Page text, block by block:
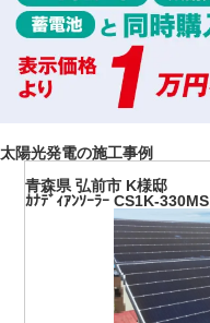
太陽光発電の施工事例
青森県 弘前市 K様邸
ｶﾅﾃﾞｨｱﾝｿｰﾗｰ CS1K-330MS